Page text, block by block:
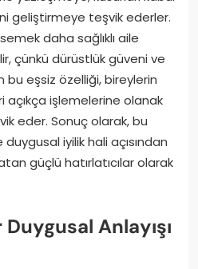
geliştirmeye teşvik ederler.
daha sağlıklı aile
çünkü dürüstlük güveni ve
bu eşsiz özelliği, bireylerin
açıkça işlemelerine olanak
eder. Sonuç olarak, bu
duygusal iyilik hali açısından
güçlü hatırlatıcılar olarak
Anlayışı